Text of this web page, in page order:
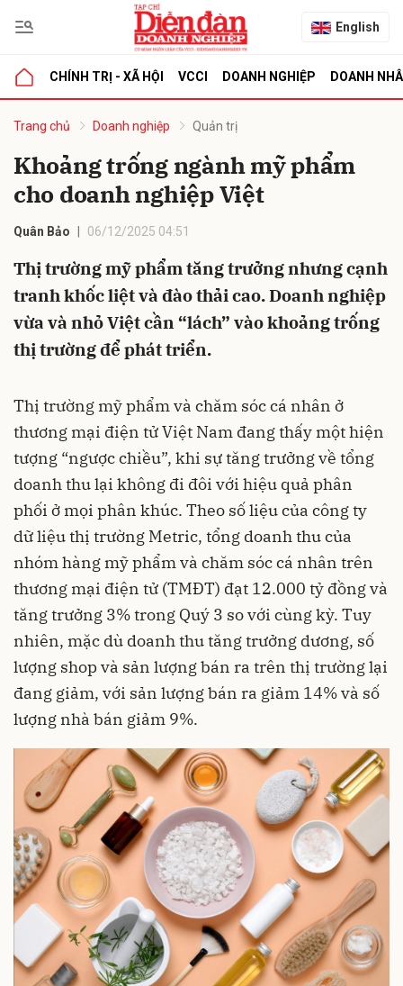
English
CHÍNH TRỊ - XÃ HỘI VCCI DOANH NGHIỆP DOANH
Trang chủ Doanh nghiệp Quản trị
Khoảng trống ngành mỹ phẩm
cho doanh nghiệp Việt
Quân Bảo 06/12/2025 04:51
Thị trường mỹ phẩm tăng trưởng nhưng cạnh
tranh khốc liệt và đào thải cao. Doanh nghiệp
vừa và nhỏ Việt cần “lách” vào khoảng trống
thị trường để phát triển.
Thị trường mỹ phẩm và chăm sóc cá nhân ở
thương mại điện tử Việt Nam đang thấy một hiện
tượng “ngược chiều”, khi sự tăng trưởng về tổng
doanh thu lại không đi đôi với hiệu quả phân
phối ở mọi phân khúc. Theo số liệu của công ty
dữ liệu thị trường Metric, tổng doanh thu của
nhóm hàng mỹ phẩm và chăm sóc cá nhân trên
thương mại điện tử (TMĐT) đạt 12.000 tỷ đồng và
tăng trưởng 3% trong Quý 3 so với cùng kỳ. Tuy
nhiên, mặc dù doanh thu tăng trưởng dương, số
lượng shop và sản lượng bán ra trên thị trường lại
đang giảm, với sản lượng bán ra giảm 14% và số
lượng nhà bán giảm 9%.
luận
Hủy